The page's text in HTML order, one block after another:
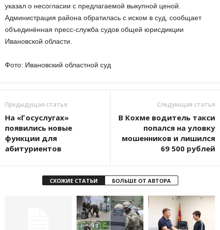
указал о несогласии с предлагаемой выкупной ценой.
Администрация района обратилась с иском в суд, сообщает
объединённая пресс-служба судов общей юрисдикции
Ивановской области.
Фото: Ивановский областной суд
Предыдущая статья
На «Госуслугах»
появились новые
функции для
абитуриентов
Следующая статья
В Кохме водитель такси
попался на уловку
мошенников и лишился
69 500 рублей
СХОЖИЕ СТАТЬИ БОЛЬШЕ ОТ АВТОРА